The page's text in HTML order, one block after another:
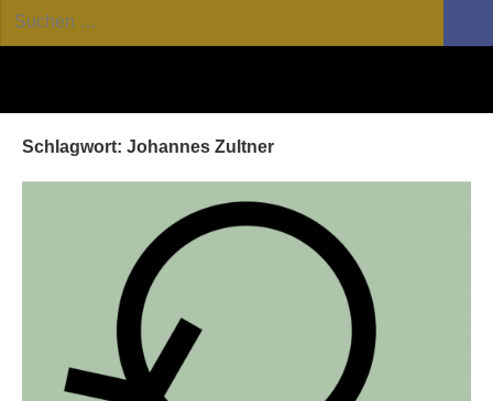
GEDICHT
Forum
von
Suchen
Schlagwort: Johannes Zultner